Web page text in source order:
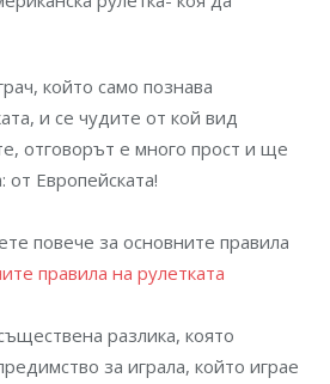
който само познава
и се чудите от кой вид
отговорът е много прост и ще
от Европейската!
повече за основните правила
правила на рулетката
разлика, която
за играла, който играе